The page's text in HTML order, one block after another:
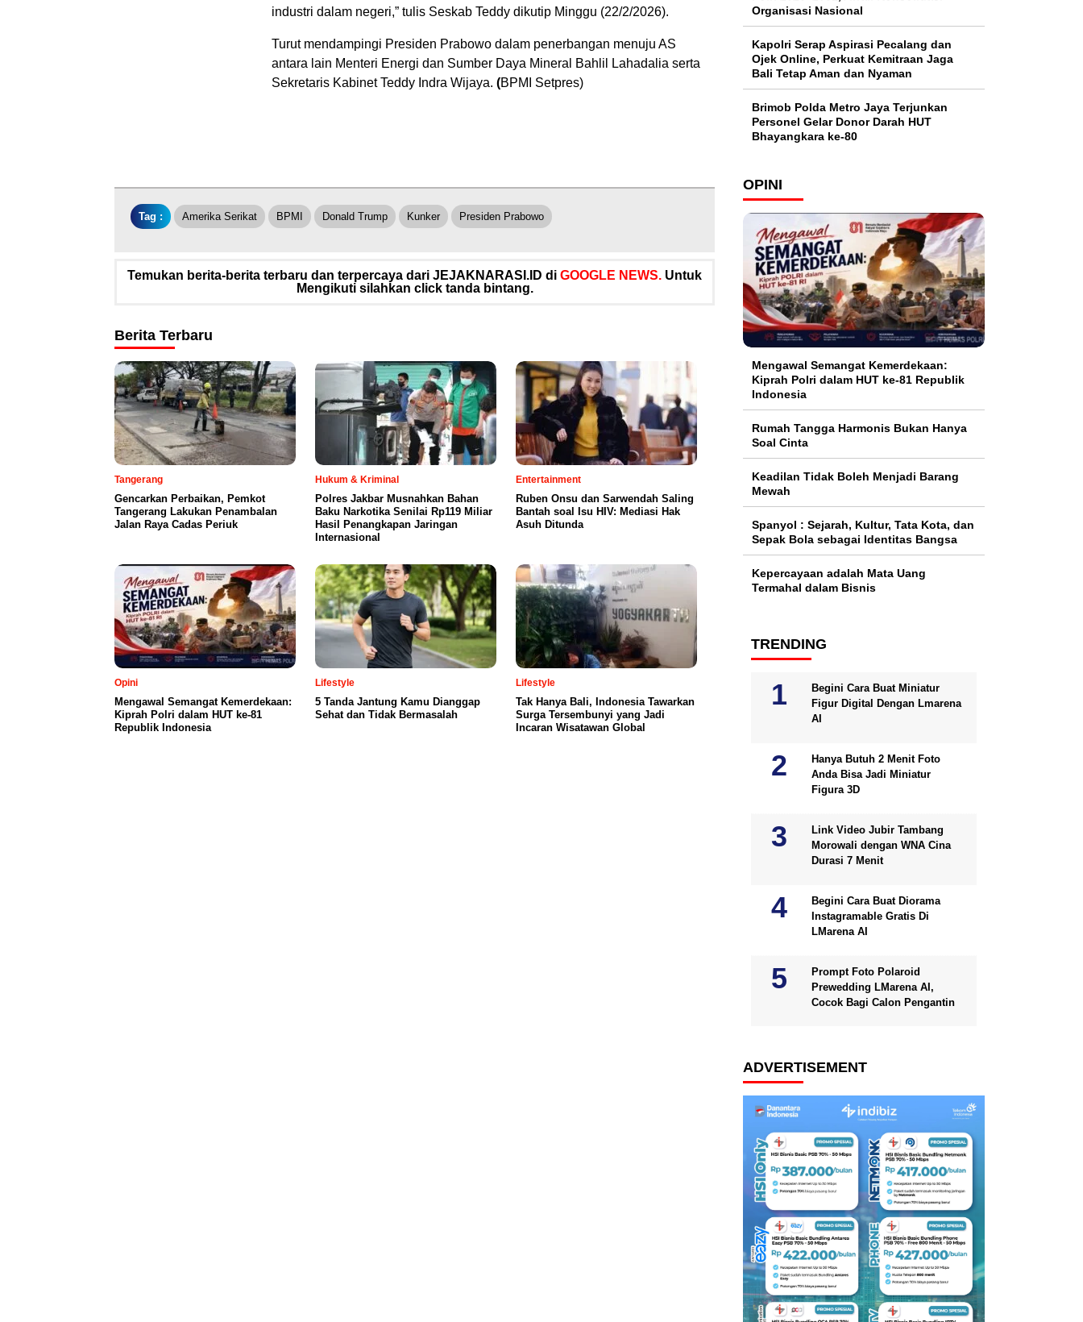
industri dalam negeri,” tulis Seskab Teddy dikutip Minggu (22/2/2026).
Turut mendampingi Presiden Prabowo dalam penerbangan menuju AS
antara lain Menteri Energi dan Sumber Daya Mineral Bahlil Lahadalia serta
Sekretaris Kabinet Teddy Indra Wijaya. (BPMI Setpres)
Tag : Amerika Serikat BPMI Donald Trump Kunker Presiden Prabowo
Temukan berita-berita terbaru dan terpercaya dari JEJAKNARASI.ID di GOOGLE NEWS. Untuk
Mengikuti silahkan click tanda bintang.
Berita Terbaru
Tangerang
Gencarkan Perbaikan, Pemkot
Tangerang Lakukan Penambalan
Jalan Raya Cadas Periuk
Hukum & Kriminal
Polres Jakbar Musnahkan Bahan
Baku Narkotika Senilai Rp119 Miliar
Hasil Penangkapan Jaringan
Internasional
Entertainment
Ruben Onsu dan Sarwendah Saling
Bantah soal Isu HIV: Mediasi Hak
Asuh Ditunda
Opini
Mengawal Semangat Kemerdekaan:
Kiprah Polri dalam HUT ke-81
Republik Indonesia
Lifestyle
5 Tanda Jantung Kamu Dianggap
Sehat dan Tidak Bermasalah
Lifestyle
Tak Hanya Bali, Indonesia Tawarkan
Surga Tersembunyi yang Jadi
Incaran Wisatawan Global
Organisasi Nasional
Kapolri Serap Aspirasi Pecalang dan
Ojek Online, Perkuat Kemitraan Jaga
Bali Tetap Aman dan Nyaman
Brimob Polda Metro Jaya Terjunkan
Personel Gelar Donor Darah HUT
Bhayangkara ke-80
OPINI
Mengawal Semangat Kemerdekaan:
Kiprah Polri dalam HUT ke-81 Republik
Indonesia
Rumah Tangga Harmonis Bukan Hanya
Soal Cinta
Keadilan Tidak Boleh Menjadi Barang
Mewah
Spanyol : Sejarah, Kultur, Tata Kota, dan
Sepak Bola sebagai Identitas Bangsa
Kepercayaan adalah Mata Uang
Termahal dalam Bisnis
TRENDING
Begini Cara Buat Miniatur
Figur Digital Dengan Lmarena
AI
Hanya Butuh 2 Menit Foto
Anda Bisa Jadi Miniatur
Figura 3D
Link Video Jubir Tambang
Morowali dengan WNA Cina
Durasi 7 Menit
Begini Cara Buat Diorama
Instagramable Gratis Di
LMarena AI
Prompt Foto Polaroid
Prewedding LMarena AI,
Cocok Bagi Calon Pengantin
ADVERTISEMENT